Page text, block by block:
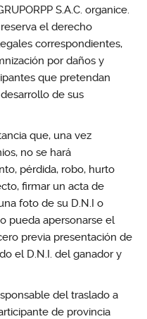
S.A.C. organice.
reserva el derecho
correspondientes,
por daños y
que pretendan
de sus
que, una vez
no se hará
pérdida, robo, hurto
firmar un acta de
foto de su D.N.I o
pueda apersonarse el
previa presentación de
el D.N.I. del ganador y
del traslado a
de provincia